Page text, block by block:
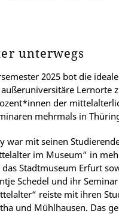
unterwegs
2025 bot die
Lernorte
der
mehrmals in
war mit seinen
im Museum“ in
Stadtmuseum Erfurt
Schedel und ihr
reiste mit ihren
und Mühlhausen. Das